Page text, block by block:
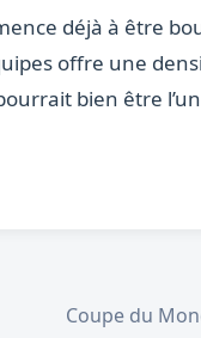
déjà à être
offre une
bien être